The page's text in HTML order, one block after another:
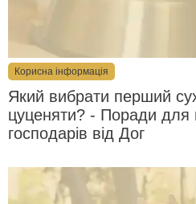
Корисна інформація
Який вибрати перший
цуценяти? - Поради для
господарів від Дог